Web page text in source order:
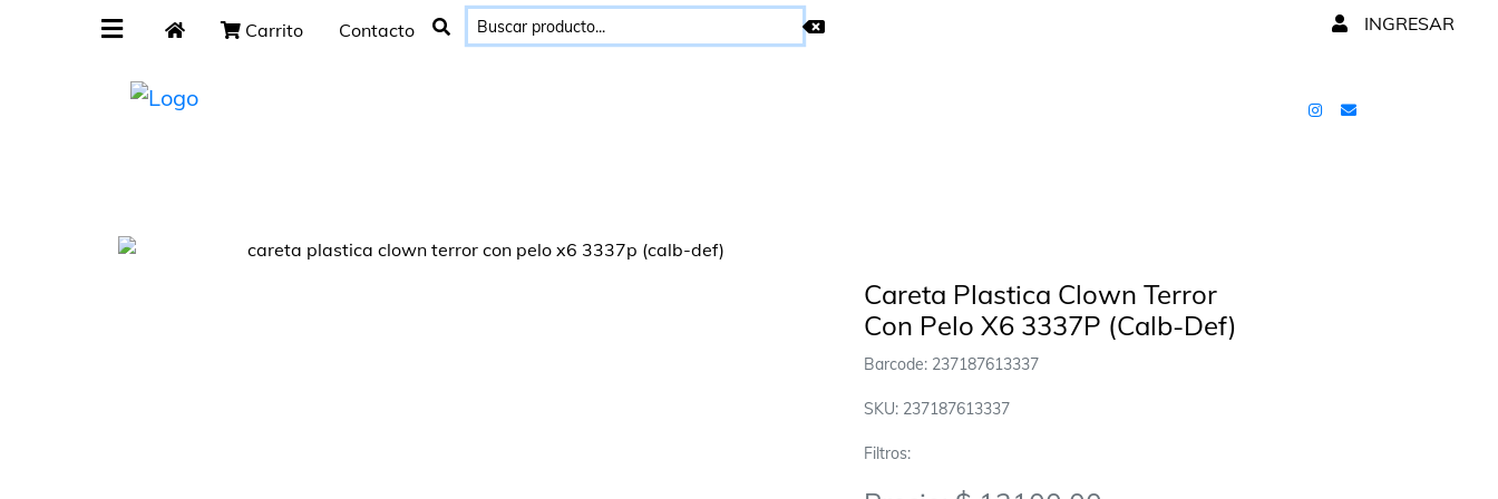
Carrito Contacto INGRESAR
Careta Plastica Clown Terror
Con Pelo X6 3337P (Calb-Def)
Barcode: 237187613337
SKU: 237187613337
Filtros: